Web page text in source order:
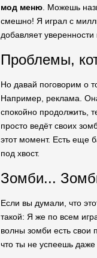
мод меню . Можешь
смешно! Я играл с
добавляет
Проблемы,
Но давай поговорим о
Например, реклама.
спокойно продолжить,
просто ведёт своих
этот момент. Есть еще
под хвост.
Зомби...
Если вы думали, что
такой: Я же по всем
волны зомби есть свои
что ты не успеешь даже